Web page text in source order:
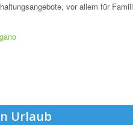
vor allem für
Urlaub